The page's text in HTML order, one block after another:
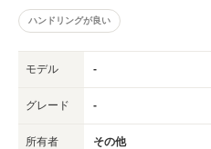
ハンドリングが良い
モデル -
グレード -
所有者 その他